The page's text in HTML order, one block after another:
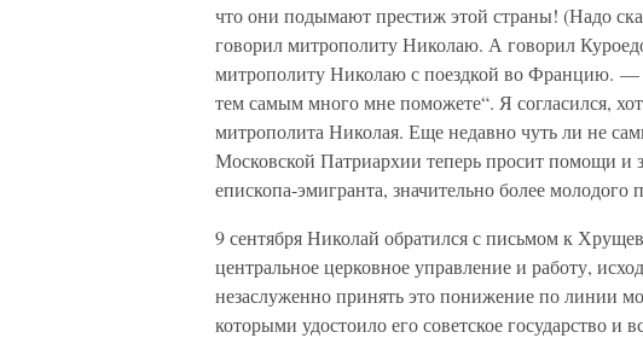
что они подымают престиж этой страны! (Надо
говорил митрополиту Николаю. А говорил
митрополиту Николаю с поездкой во Францию.
тем самым много мне поможете“. Я согласился,
митрополита Николая. Еще недавно чуть ли не
Московской Патриархии теперь просит помощи и
епископа-эмигранта, значительно более молодого
9 сентября Николай обратился с письмом к
центральное церковное управление и работу,
незаслуженно принять это понижение по линии
которыми удостоило его советское государство и